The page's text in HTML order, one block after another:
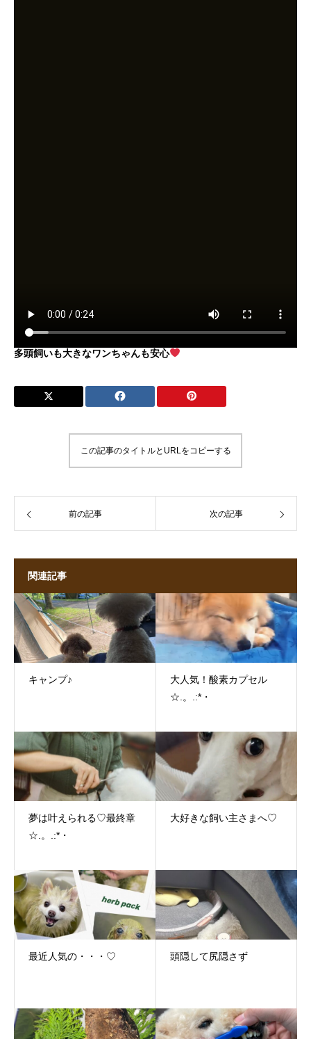
多頭飼いも大きなワンちゃんも安心
この記事のタイトルとURLをコピーする
前の記事 次の記事
関連記事
キャンプ♪
大人気！酸素カプセル
☆.。.:*・
夢は叶えられる♡最終章
☆.。.:*・
大好きな飼い主さまへ♡
最近人気の・・・♡ 頭隠して尻隠さず